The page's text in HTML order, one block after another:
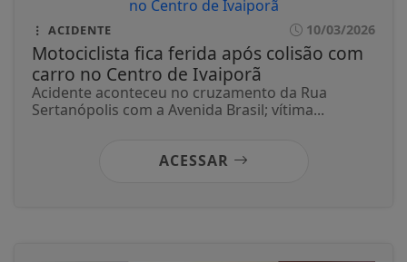
ACIDENTE 10/03/2026
Motociclista fica ferida após colisão com
carro no Centro de Ivaiporã
Acidente aconteceu no cruzamento da Rua
Sertanópolis com a Avenida Brasil; vítima...
ACESSAR